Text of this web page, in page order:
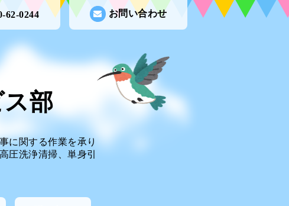
お問い合わせ
62-0244
ス部
に関する作業を承り
圧洗浄清掃、単身引